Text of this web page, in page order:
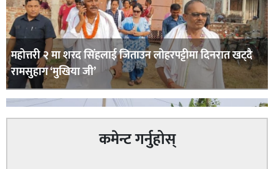
महोत्तरी २ मा शरद सिंहलाई जिताउन लोहरपट्टीमा दिनरात खट्दै
रामसुहाग ‘मुखिया जी’
कमेन्ट गर्नुहोस्